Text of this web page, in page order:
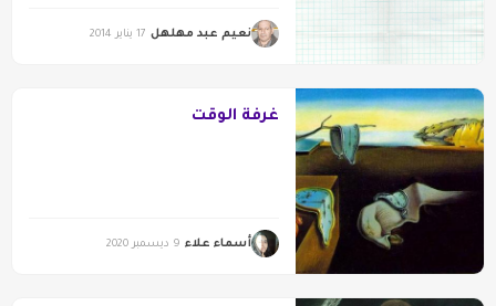
نعيم عبد مهلهل 17 يناير 2014
غرفة الوقت
أسماء علاء 9 ديسمبر 2020